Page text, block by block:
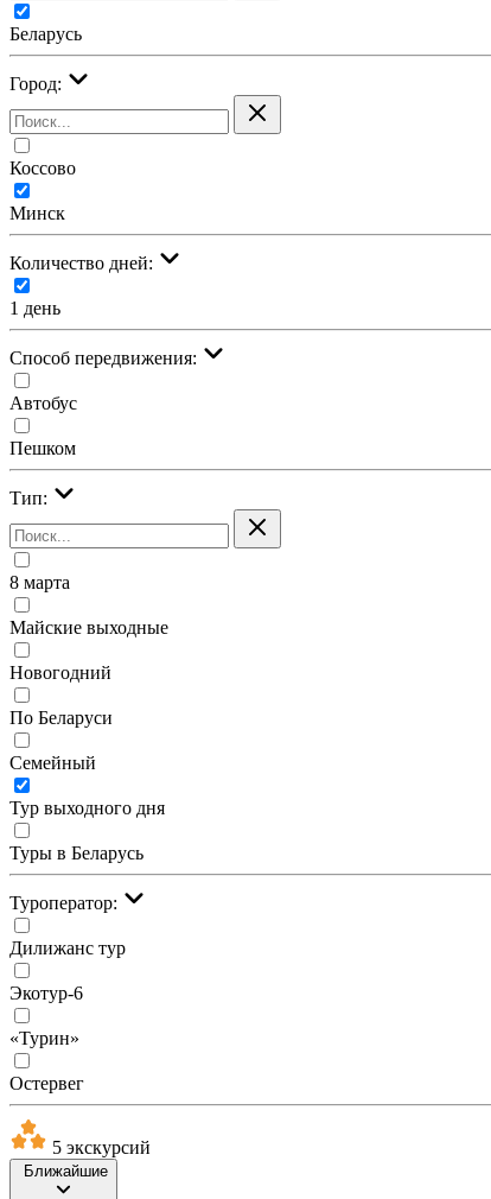
Беларусь
Город:
Коссово
Минск
Количество дней:
1 день
Cпособ передвижения:
Автобус
Пешком
Тип:
8 марта
Майские выходные
Новогодний
По Беларуси
Семейный
Тур выходного дня
Туры в Беларусь
Туроператор:
Дилижанс тур
Экотур-6
«Турин»
Остервег
5 экскурсий
Ближайшие